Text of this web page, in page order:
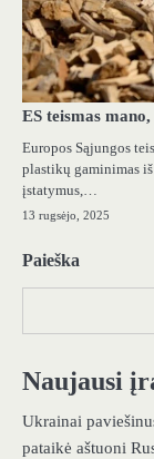
ES teismas
Europos Sąjungos
plastikų gaminimas
įstatymus,…
13 rugsėjo, 2025
Paieška
Naujausi
Ukrainai
pataikė aštuoni